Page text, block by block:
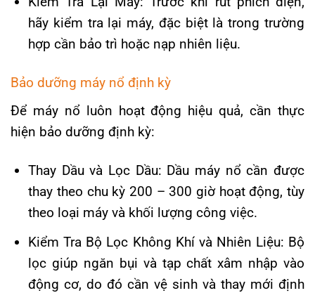
hãy kiểm tra lại máy, đặc biệt là trong trường
hợp cần bảo trì hoặc nạp nhiên liệu.
Bảo dưỡng máy nổ định kỳ
Để máy nổ luôn hoạt động hiệu quả, cần thực
hiện bảo dưỡng định kỳ:
Thay Dầu và Lọc Dầu: Dầu máy nổ cần được
thay theo chu kỳ 200 – 300 giờ hoạt động, tùy
theo loại máy và khối lượng công việc.
Kiểm Tra Bộ Lọc Không Khí và Nhiên Liệu: Bộ
lọc giúp ngăn bụi và tạp chất xâm nhập vào
động cơ, do đó cần vệ sinh và thay mới định